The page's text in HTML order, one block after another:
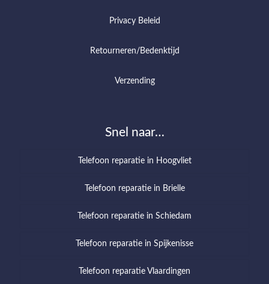
Privacy Beleid
Retourneren/Bedenktijd
Verzending
Snel naar…
Telefoon reparatie in Hoogvliet
Telefoon reparatie in Brielle
Telefoon reparatie in Schiedam
Telefoon reparatie in Spijkenisse
Telefoon reparatie Vlaardingen